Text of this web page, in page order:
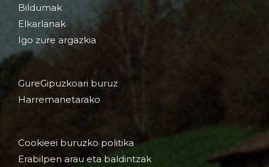
Bildumak
Elkarlanak
Igo zure argazkia
GureGipuzkoari buruz
Harremanetarako
Cookieei buruzko politika
Erabilpen arau eta baldintzak